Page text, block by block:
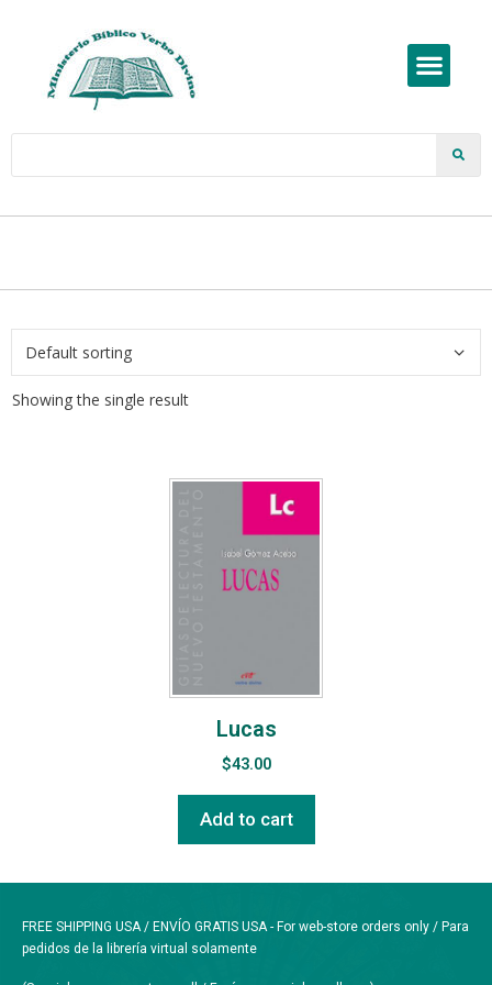
Showing the single result
Lucas
$43.00
Add to cart
FREE SHIPPING USA / ENVÍO GRATIS USA - For web-store orders only / Para
pedidos de la librería virtual solamente